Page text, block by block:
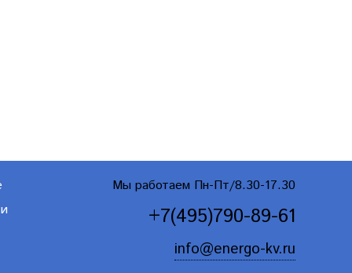
Мы работаем Пн-Пт/8.30-17.30
+7(495)790-89-61
info@energo-kv.ru